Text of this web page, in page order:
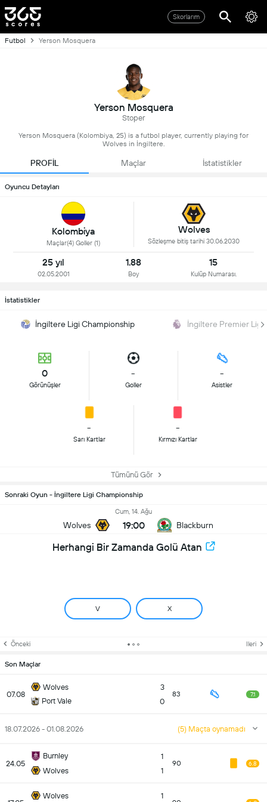
Skorlarım
Futbol Yerson Mosquera
Yerson Mosquera
Stoper
Yerson Mosquera (Kolombiya, 25) is a futbol player, currently playing for
Wolves in İngiltere.
PROFİL Maçlar İstatistikler
Oyuncu Detayları
Kolombiya
Maçlar(4) Goller (1)
Wolves
Sözleşme bitiş tarihi 30.06.2030
25 yıl
02.05.2001
1.88
Boy
15
Kulüp Numarası.
İstatistikler
İngiltere Ligi Championship İngiltere Premier Lig
0
Görünüşler
-
Goller
-
Asistler
-
Sarı Kartlar
-
Kırmızı Kartlar
Tümünü Gör
Sonraki Oyun - İngiltere Ligi Championship
Wolves
Cum, 14. Ağu
19:00 Blackburn
Herhangi Bir Zamanda Golü Atan
V X
Önceki Ileri
Son Maçlar
07.08
Wolves
Port Vale
3
0
83 7.1
18.07.2026 - 01.08.2026 (5) Maçta oynamadı
24.05
Burnley
Wolves
1
1
90 6.8
Wolves
1